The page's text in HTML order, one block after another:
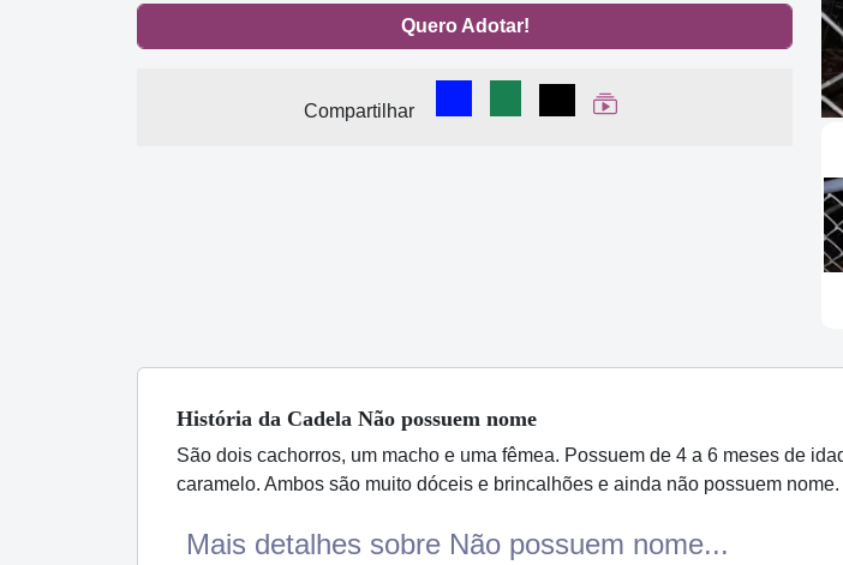
Quero Adotar!
Compartilhar
Compartilhar no Facebook
Compartilhar no WhatsApp
Compartilhar
Ver Web Story
História da Cadela Não possuem nome
São dois cachorros, um macho e uma fêmea. Possuem de 4 a 6 meses de
caramelo. Ambos são muito dóceis e brincalhões e ainda não possuem nome.
Mais detalhes sobre Não possuem nome...